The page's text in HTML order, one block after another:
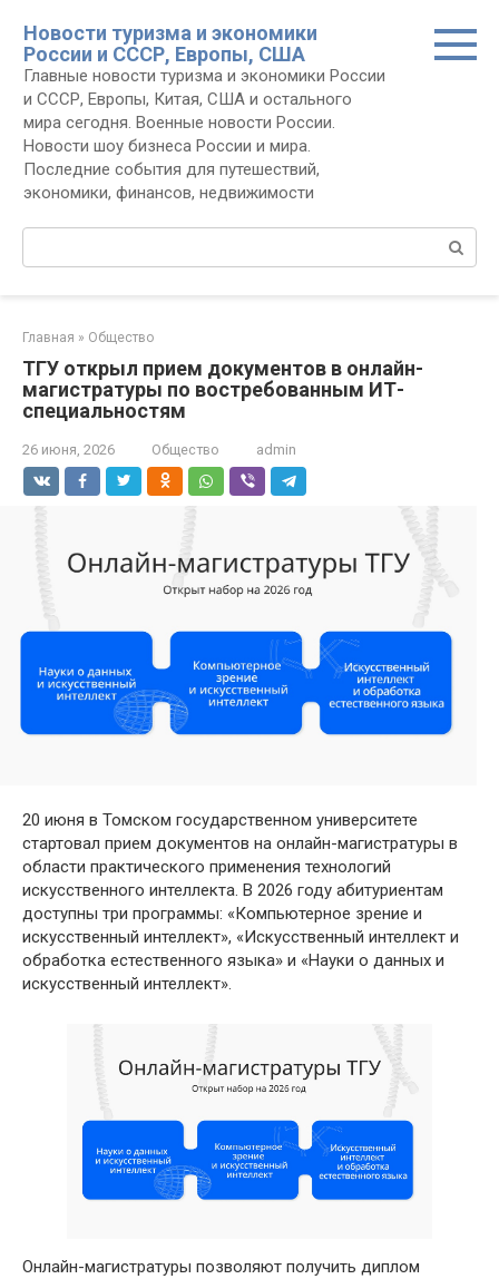
контенту
Новости туризма и экономики
России и СССР, Европы, США
Главные новости туризма и экономики России
и СССР, Европы, Китая, США и остального
мира сегодня. Военные новости России.
Новости шоу бизнеса России и мира.
Последние события для путешествий,
экономики, финансов, недвижимости
Поиск:
Главная » Общество
ТГУ открыл прием документов в онлайн-
магистратуры по востребованным ИТ-
специальностям
26 июня, 2026 Общество admin
20 июня в Томском государственном университете
стартовал прием документов на онлайн-магистратуры в
области практического применения технологий
искусственного интеллекта. В 2026 году абитуриентам
доступны три программы: «Компьютерное зрение и
искусственный интеллект», «Искусственный интеллект и
обработка естественного языка» и «Науки о данных и
искусственный интеллект».
Онлайн-магистратуры позволяют получить диплом